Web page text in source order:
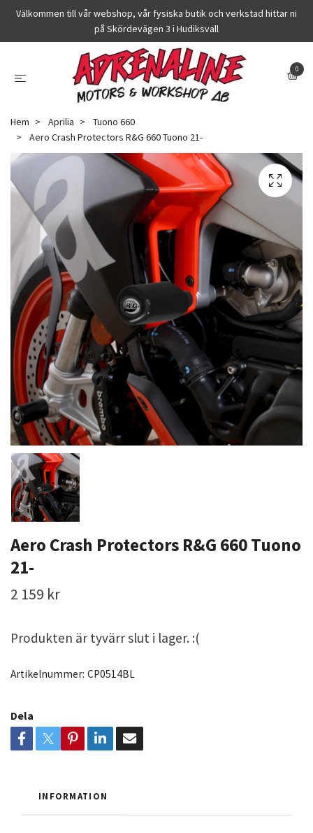
Välkommen till vår webshop, vår fysiska butik och verkstad hittar ni
på Skördevägen 3 i Hudiksvall
0
Hem Aprilia
Tuono 660
Aero Crash Protectors R&G 660 Tuono 21-
Aero Crash Protectors R&G 660 Tuono
21-
2 159 kr
Produkten är tyvärr slut i lager. :(
Artikelnummer: CP0514BL
Dela
INFORMATION